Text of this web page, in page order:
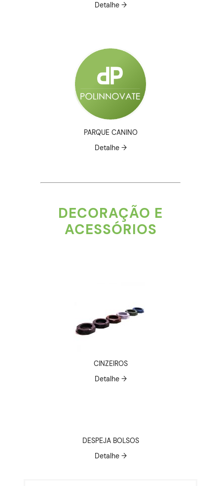
Detalhe →
PARQUE CANINO
Detalhe →
DECORAÇÃO E
ACESSÓRIOS
CINZEIROS
Detalhe →
DESPEJA BOLSOS
Detalhe →